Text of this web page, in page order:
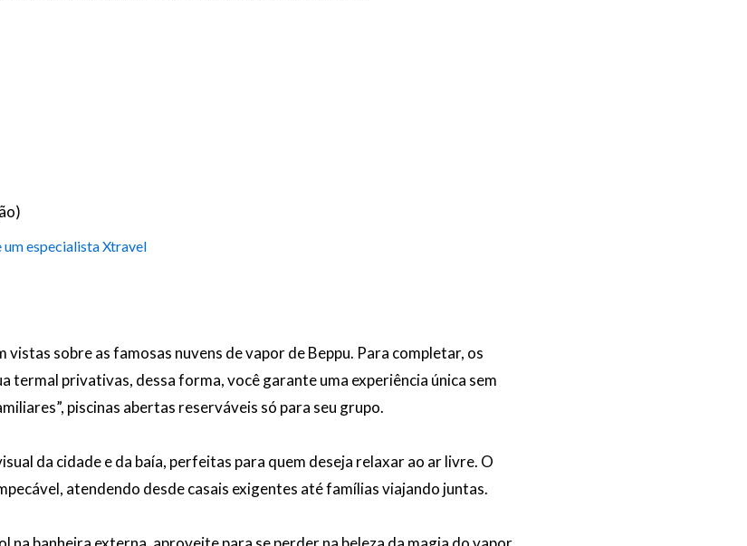
um especialista Xtravel
sobre as famosas nuvens de vapor de Beppu. Para completar, os
termal privativas, dessa forma, você garante uma experiência única sem
piscinas abertas reserváveis só para seu grupo.
da cidade e da baía, perfeitas para quem deseja relaxar ao ar livre. O
atendendo desde casais exigentes até famílias viajando juntas.